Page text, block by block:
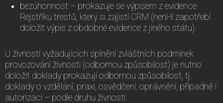
bezúhonnost – prokazuje se výpisem z evidence
Rejstříku trestů, který si zajistí CRM (není-li zapotřebí
doložit výpis z obdobné evidence z jiného státu).
U živností vyžadujících splnění zvláštních podmínek
provozování živnosti (odbornou způsobilost) je nutno
doložit doklady prokazují odbornou způsobilost, tj.
doklady o vzdělání, praxi, osvědčení, oprávnění, případně i
autorizaci – podle druhu živnosti: